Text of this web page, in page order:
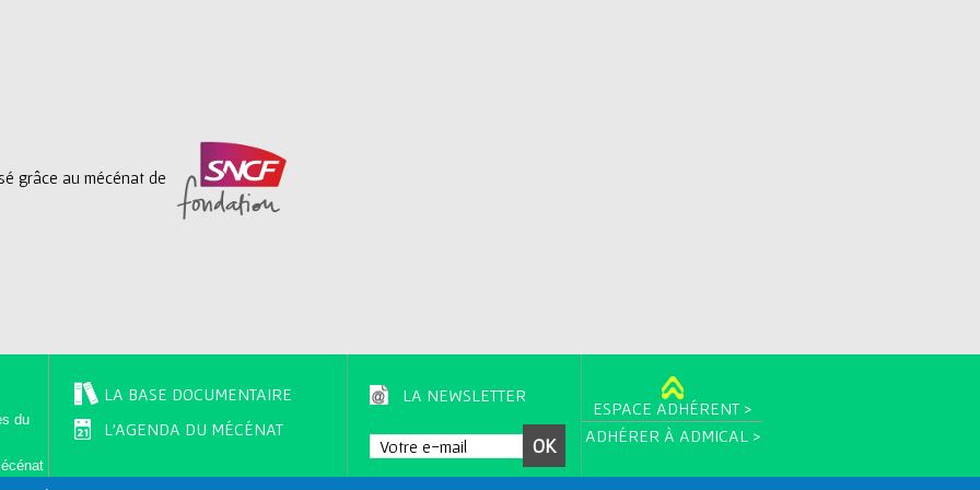
grâce au mécénat de
du
LA BASE DOCUMENTAIRE
L'AGENDA DU MÉCÉNAT
LA NEWSLETTER
ESPACE ADHÉRENT >
ADHÉRER À ADMICAL >